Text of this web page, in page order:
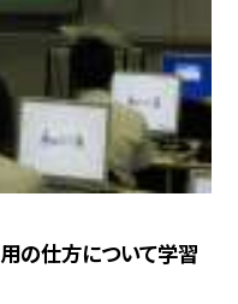
用の仕方について学習